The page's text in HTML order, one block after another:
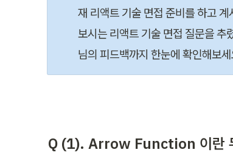
재 리액트 기술 면접 준비를 하고
보시는 리액트 기술 면접 질문을 추
님의 피드백까지 한눈에 확인해보
Q (1). Arrow Function 이란